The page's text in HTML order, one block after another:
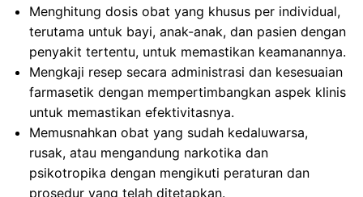
Menghitung dosis obat yang khusus per individual,
terutama untuk bayi, anak-anak, dan pasien dengan
penyakit tertentu, untuk memastikan keamanannya.
Mengkaji resep secara administrasi dan kesesuaian
farmasetik dengan mempertimbangkan aspek klinis
untuk memastikan efektivitasnya.
Memusnahkan obat yang sudah kedaluwarsa,
rusak, atau mengandung narkotika dan
psikotropika dengan mengikuti peraturan dan
prosedur yang telah ditetapkan.